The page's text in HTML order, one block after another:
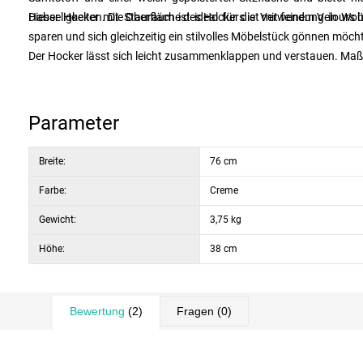
Habseligkeiten. Die Oberfläche des Hockers ist mit feinem
Dieser Hocker mit Stauraum ist ideal für die Verwendung in
sparen und sich gleichzeitig ein stilvolles Möbelstück gönnen
Der Hocker lässt sich leicht zusammenklappen und verstauen.
Parameter
Breite: 76 cm
Farbe: Creme
Gewicht: 3,75 kg
Höhe: 38 cm
Bewertung (2) Fragen (0)